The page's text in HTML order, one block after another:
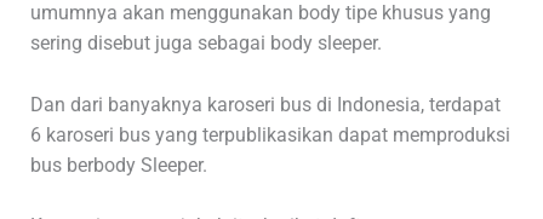
umumnya akan menggunakan body tipe khusus yang
sering disebut juga sebagai body sleeper.
Dan dari banyaknya karoseri bus di Indonesia, terdapat
6 karoseri bus yang terpublikasikan dapat memproduksi
bus berbody Sleeper.